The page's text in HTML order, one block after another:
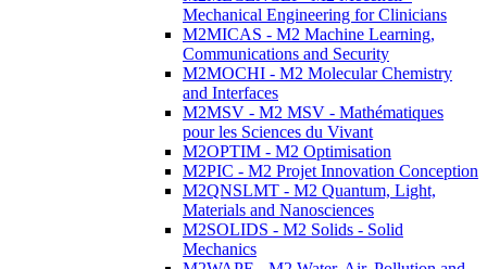
Mechanical Engineering for Clinicians
M2MICAS - M2 Machine Learning,
Communications and Security
M2MOCHI - M2 Molecular Chemistry
and Interfaces
M2MSV - M2 MSV - Mathématiques
pour les Sciences du Vivant
M2OPTIM - M2 Optimisation
M2PIC - M2 Projet Innovation Conception
M2QNSLMT - M2 Quantum, Light,
Materials and Nanosciences
M2SOLIDS - M2 Solids - Solid
Mechanics